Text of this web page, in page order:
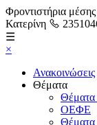
Φροντιστήρια
Κατερίνη
☰
×
Ανακοινώσεις
Θέματα
Θέματα
ΟΕΦΕ